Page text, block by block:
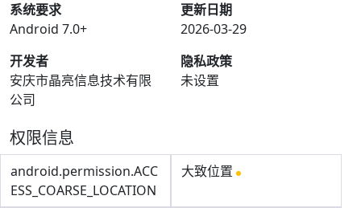
系统要求
Android 7.0+
更新日期
2026-03-29
开发者
安庆市晶亮信息技术有限
公司
隐私政策
未设置
权限信息
android.permission.ACC
ESS_COARSE_LOCATION
大致位置